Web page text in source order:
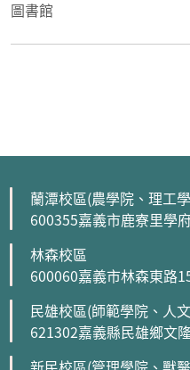
圖書館
蘭潭校區(農學院、理工
600355嘉義市鹿寮里學
林森校區
600060嘉義市林森東路
民雄校區(師範學院、人
621302嘉義縣民雄鄉文